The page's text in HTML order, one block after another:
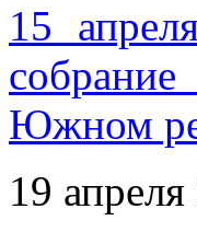
15
Южном
19